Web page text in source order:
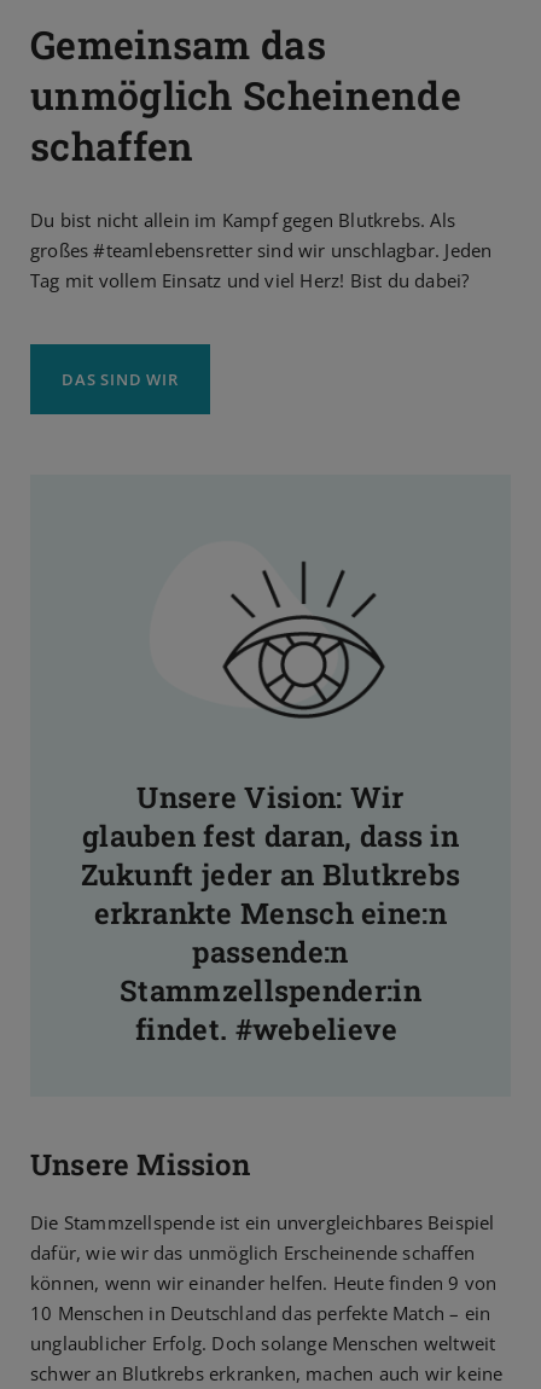
Gemeinsam das
unmöglich Scheinende
schaffen
Du bist nicht allein im Kampf gegen Blutkrebs. Als
großes #teamlebensretter sind wir unschlagbar. Jeden
Tag mit vollem Einsatz und viel Herz! Bist du dabei?
DAS SIND WIR
Unsere Vision: Wir
glauben fest daran, dass in
Zukunft jeder an Blutkrebs
erkrankte Mensch eine:n
passende:n
Stammzellspender:in
findet. #webelieve
Unsere Mission
Die Stammzellspende ist ein unvergleichbares Beispiel
dafür, wie wir das unmöglich Erscheinende schaffen
können, wenn wir einander helfen. Heute finden 9 von
10 Menschen in Deutschland das perfekte Match – ein
unglaublicher Erfolg. Doch solange Menschen weltweit
schwer an Blutkrebs erkranken, machen auch wir keine